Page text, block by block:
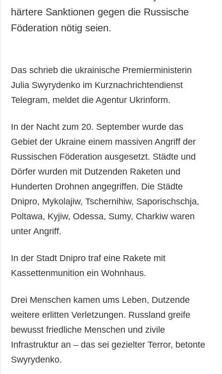
härtere Sanktionen gegen die Russische
Föderation nötig seien.
Das schrieb die ukrainische Premierministerin
Julia Swyrydenko im Kurznachrichtendienst
Telegram, meldet die Agentur Ukrinform.
In der Nacht zum 20. September wurde das
Gebiet der Ukraine einem massiven Angriff der
Russischen Föderation ausgesetzt. Städte und
Dörfer wurden mit Dutzenden Raketen und
Hunderten Drohnen angegriffen. Die Städte
Dnipro, Mykolajiw, Tschernihiw, Saporischschja,
Poltawa, Kyjiw, Odessa, Sumy, Charkiw waren
unter Angriff.
In der Stadt Dnipro traf eine Rakete mit
Kassettenmunition ein Wohnhaus.
Drei Menschen kamen ums Leben, Dutzende
weitere erlitten Verletzungen. Russland greife
bewusst friedliche Menschen und zivile
Infrastruktur an – das sei gezielter Terror, betonte
Swyrydenko.